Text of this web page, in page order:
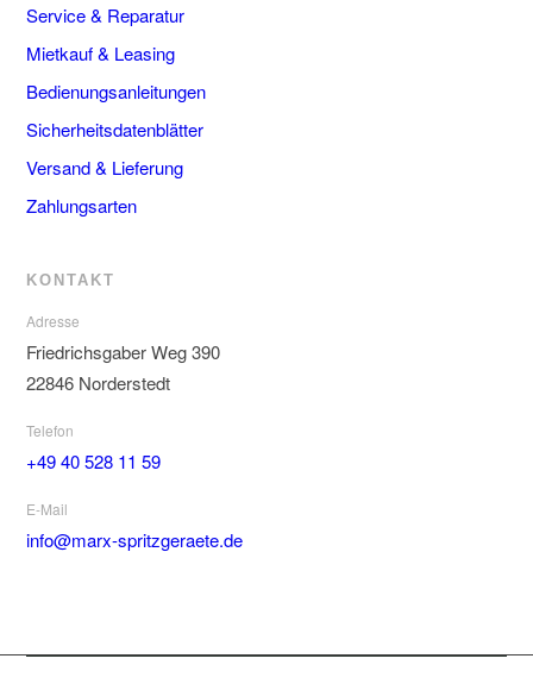
Service & Reparatur
Mietkauf & Leasing
Bedienungsanleitungen
Sicherheitsdatenblätter
Versand & Lieferung
Zahlungsarten
KONTAKT
Adresse
Friedrichsgaber Weg 390
22846 Norderstedt
Telefon
+49 40 528 11 59
E-Mail
info@marx-spritzgeraete.de